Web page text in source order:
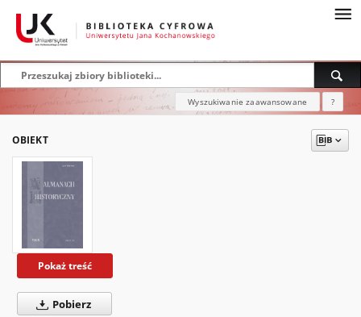
Wyszukiwanie zaawansowane ?
OBIEKT
Pokaż treść
Pobierz